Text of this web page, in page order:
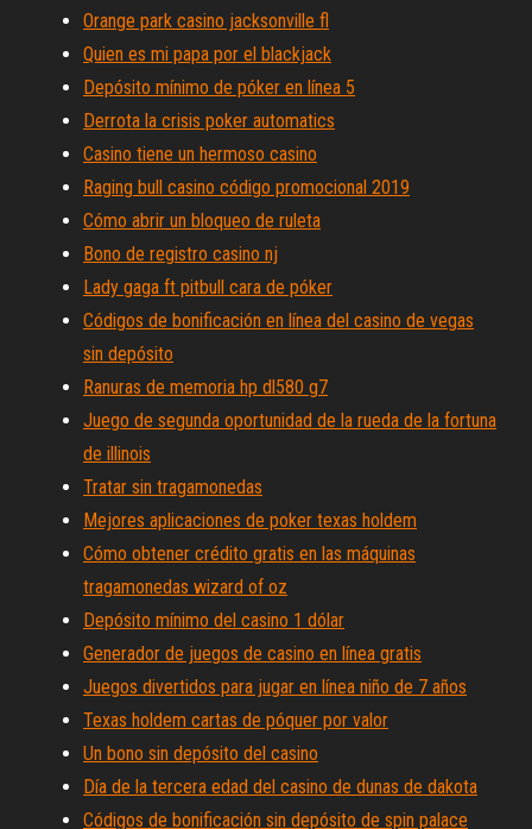
Orange park casino jacksonville fl
Quien es mi papa por el blackjack
Depósito mínimo de póker en línea 5
Derrota la crisis poker automatics
Casino tiene un hermoso casino
Raging bull casino código promocional 2019
Cómo abrir un bloqueo de ruleta
Bono de registro casino nj
Lady gaga ft pitbull cara de póker
Códigos de bonificación en línea del casino de vegas
sin depósito
Ranuras de memoria hp dl580 g7
Juego de segunda oportunidad de la rueda de la fortuna
de illinois
Tratar sin tragamonedas
Mejores aplicaciones de poker texas holdem
Cómo obtener crédito gratis en las máquinas
tragamonedas wizard of oz
Depósito mínimo del casino 1 dólar
Generador de juegos de casino en línea gratis
Juegos divertidos para jugar en línea niño de 7 años
Texas holdem cartas de póquer por valor
Un bono sin depósito del casino
Día de la tercera edad del casino de dunas de dakota
Códigos de bonificación sin depósito de spin palace